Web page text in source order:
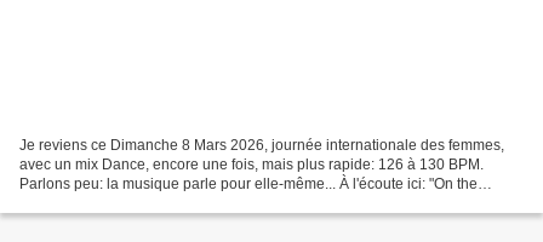
Je reviens ce Dimanche 8 Mars 2026, journée internationale des femmes,
avec un mix Dance, encore une fois, mais plus rapide: 126 à 130 BPM.
Parlons peu: la musique parle pour elle-même... À l'écoute ici: "On the